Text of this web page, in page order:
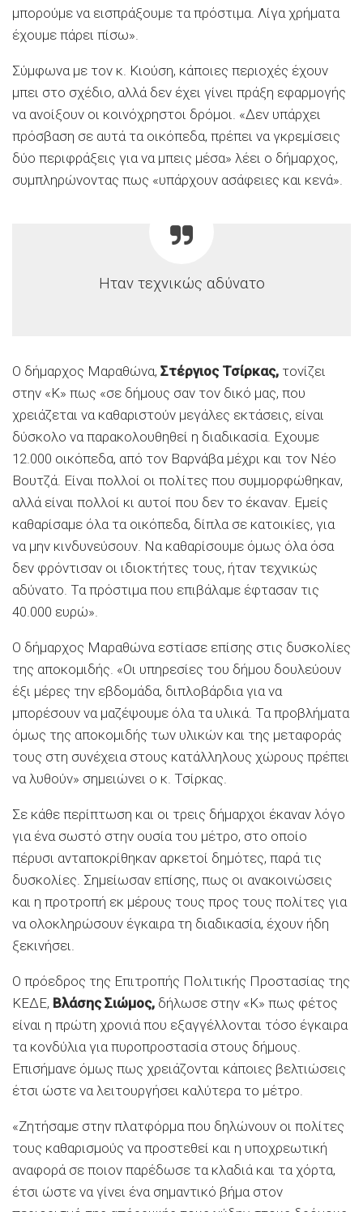
μπορούμε να εισπράξουμε τα πρόστιμα. Λίγα χρήματα
έχουμε πάρει πίσω».
Σύμφωνα με τον κ. Κιούση, κάποιες περιοχές έχουν
μπει στο σχέδιο, αλλά δεν έχει γίνει πράξη εφαρμογής
να ανοίξουν οι κοινόχρηστοι δρόμοι. «Δεν υπάρχει
πρόσβαση σε αυτά τα οικόπεδα, πρέπει να γκρεμίσεις
δύο περιφράξεις για να μπεις μέσα» λέει ο δήμαρχος,
συμπληρώνοντας πως «υπάρχουν ασάφειες και κενά».
Ηταν τεχνικώς αδύνατο
Ο δήμαρχος Μαραθώνα, Στέργιος Τσίρκας, τονίζει
στην «Κ» πως «σε δήμους σαν τον δικό μας, που
χρειάζεται να καθαριστούν μεγάλες εκτάσεις, είναι
δύσκολο να παρακολουθηθεί η διαδικασία. Εχουμε
12.000 οικόπεδα, από τον Βαρνάβα μέχρι και τον Νέο
Βουτζά. Είναι πολλοί οι πολίτες που συμμορφώθηκαν,
αλλά είναι πολλοί κι αυτοί που δεν το έκαναν. Εμείς
καθαρίσαμε όλα τα οικόπεδα, δίπλα σε κατοικίες, για
να μην κινδυνεύσουν. Να καθαρίσουμε όμως όλα όσα
δεν φρόντισαν οι ιδιοκτήτες τους, ήταν τεχνικώς
αδύνατο. Τα πρόστιμα που επιβάλαμε έφτασαν τις
40.000 ευρώ».
Ο δήμαρχος Μαραθώνα εστίασε επίσης στις δυσκολίες
της αποκομιδής. «Οι υπηρεσίες του δήμου δουλεύουν
έξι μέρες την εβδομάδα, διπλοβάρδια για να
μπορέσουν να μαζέψουμε όλα τα υλικά. Τα προβλήματα
όμως της αποκομιδής των υλικών και της μεταφοράς
τους στη συνέχεια στους κατάλληλους χώρους πρέπει
να λυθούν» σημειώνει ο κ. Τσίρκας.
Σε κάθε περίπτωση και οι τρεις δήμαρχοι έκαναν λόγο
για ένα σωστό στην ουσία του μέτρο, στο οποίο
πέρυσι ανταποκρίθηκαν αρκετοί δημότες, παρά τις
δυσκολίες. Σημείωσαν επίσης, πως οι ανακοινώσεις
και η προτροπή εκ μέρους τους προς τους πολίτες για
να ολοκληρώσουν έγκαιρα τη διαδικασία, έχουν ήδη
ξεκινήσει.
Ο πρόεδρος της Επιτροπής Πολιτικής Προστασίας της
ΚΕΔΕ, Βλάσης Σιώμος, δήλωσε στην «Κ» πως φέτος
είναι η πρώτη χρονιά που εξαγγέλλονται τόσο έγκαιρα
τα κονδύλια για πυροπροστασία στους δήμους.
Επισήμανε όμως πως χρειάζονται κάποιες βελτιώσεις
έτσι ώστε να λειτουργήσει καλύτερα το μέτρο.
«Ζητήσαμε στην πλατφόρμα που δηλώνουν οι πολίτες
τους καθαρισμούς να προστεθεί και η υποχρεωτική
αναφορά σε ποιον παρέδωσε τα κλαδιά και τα χόρτα,
έτσι ώστε να γίνει ένα σημαντικό βήμα στον